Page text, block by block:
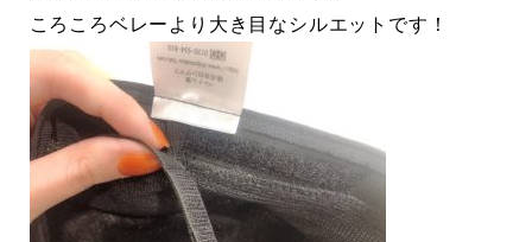
ころころベレーより大き目なシルエットです！